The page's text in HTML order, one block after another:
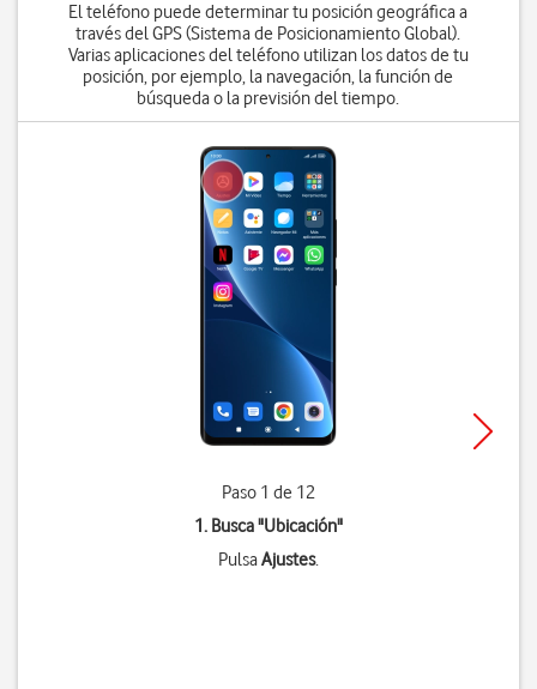
El teléfono puede determinar tu posición geográfica a
través del GPS (Sistema de Posicionamiento Global).
Varias aplicaciones del teléfono utilizan los datos de tu
posición, por ejemplo, la navegación, la función de
búsqueda o la previsión del tiempo.
Paso 1 de 12
1. Busca "Ubicación"
PulsaAjustes.